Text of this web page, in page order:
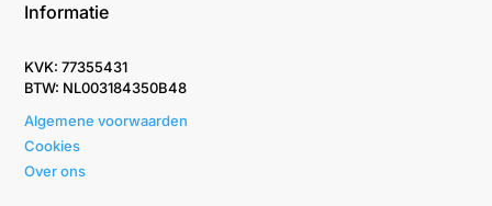
Informatie
KVK: 77355431
BTW: NL003184350B48
Algemene voorwaarden
Cookies
Over ons